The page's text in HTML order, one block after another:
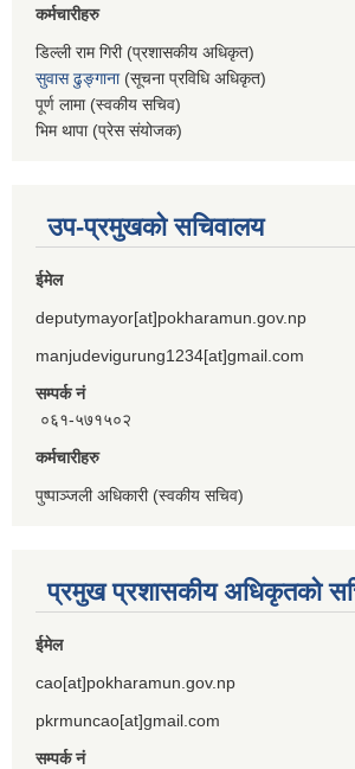
कर्मचारीहरु
डिल्ली राम गिरी (प्रशासकीय अधिकृत)
सुवास ढुङ्गाना(सूचना प्रविधि अधिकृत)
पूर्ण लामा (स्वकीय सचिव)
भिम थापा (प्रेस संयोजक)
उप-प्रमुखको सचिवालय
ईमेल
deputymayor[at]pokharamun.gov.np
manjudevigurung1234[at]gmail.com
सम्पर्क नं
०६१-५७१५०२
कर्मचारीहरु
पुष्पाञ्जली अधिकारी (स्वकीय सचिव)
प्रमुख प्रशासकीय अधिकृतको
ईमेल
cao[at]pokharamun.gov.np
pkrmuncao[at]gmail.com
सम्पर्क नं